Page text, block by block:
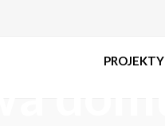
PROJEKTY